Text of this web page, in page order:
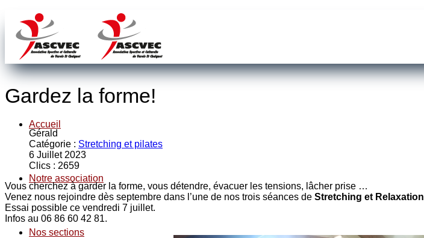
Accueil
Notre association
Nos sections
Gardez la forme!
Gérald
Catégorie : Stretching et pilates
6 Juillet 2023
Clics : 2659
Vous cherchez à garder la forme, vous détendre, évacuer les tensions, lâcher prise …
Venez nous rejoindre dès septembre dans l’une de nos trois séances de Stretching et Relaxation
Essai possible ce vendredi 7 juillet.
Infos au 06 86 60 42 81.